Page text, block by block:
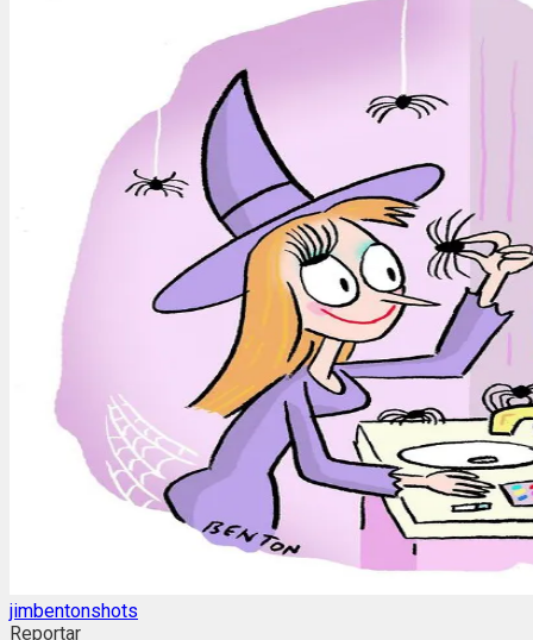
jimbentonshots
Reportar